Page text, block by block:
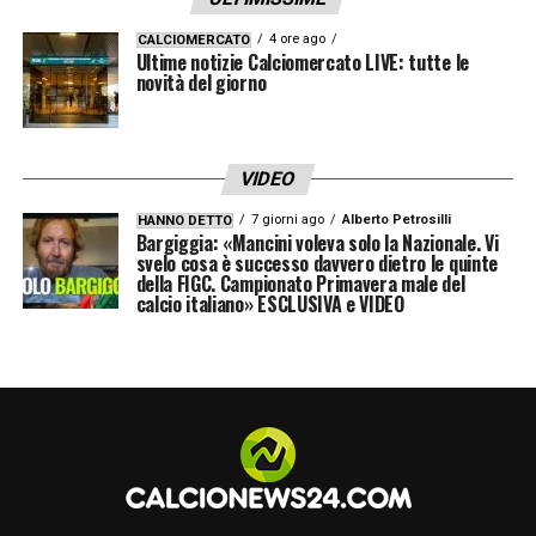
CALCIOMERCATO 4 ore ago
Ultime notizie Calciomercato LIVE: tutte le
novità del giorno
VIDEO
HANNO DETTO 7 giorni ago Alberto Petrosilli
Bargiggia: «Mancini voleva solo la Nazionale. Vi
svelo cosa è successo davvero dietro le quinte
della FIGC. Campionato Primavera male del
calcio italiano» ESCLUSIVA e VIDEO